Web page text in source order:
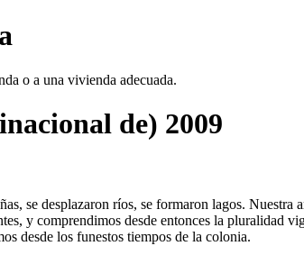
o a una vivienda adecuada.
de) 2009
se desplazaron ríos, se formaron lagos.
y comprendimos desde entonces la pluralidad
desde los funestos tiempos de la colonia.